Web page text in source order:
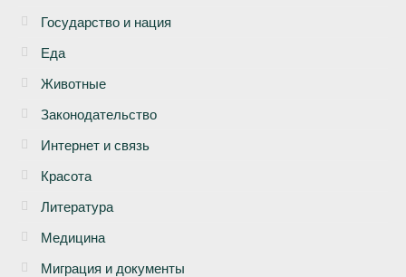
Государство и нация
Еда
Животные
Законодательство
Интернет и связь
Красота
Литература
Медицина
Миграция и документы